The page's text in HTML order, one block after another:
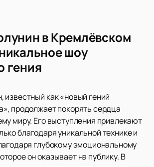
в Кремлёвском
шоу
гения
известный как «новый гений
продолжает покорять сердца
миру. Его выступления привлекают
благодаря уникальной технике и
глубокому эмоциональному
он оказывает на публику. В